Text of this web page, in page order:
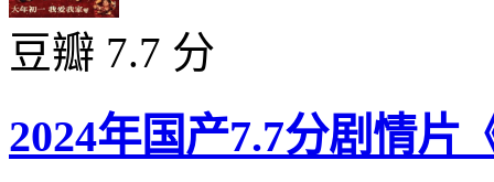
豆瓣 7.7 分
2024年国产7.7分剧情片